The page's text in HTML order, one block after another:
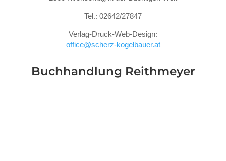
Tel.: 02642/27847
Verlag-Druck-Web-Design:
office@scherz-kogelbauer.at
Buchhandlung Reithmeyer